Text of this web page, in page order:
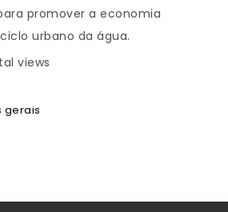
promover a economia
urbano da água.
views
gerais